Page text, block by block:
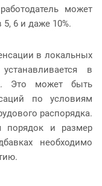
может
6 и даже 10%.
в локальных
в
Это может быть
по условиям
распорядка.
порядок и размер
необходимо